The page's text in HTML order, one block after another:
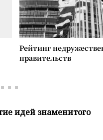
Рейтинг
правительств
идей знаменитого